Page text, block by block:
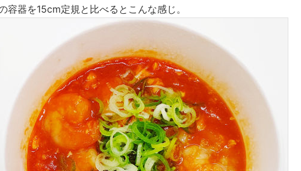
容器を15cm定規と比べるとこんな感じ。